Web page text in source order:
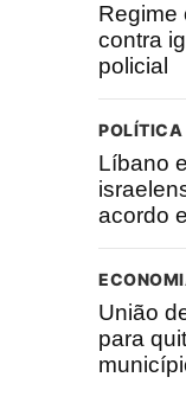
Regime
contra
policial
POLÍTICA
Líbano
acordo
União
para